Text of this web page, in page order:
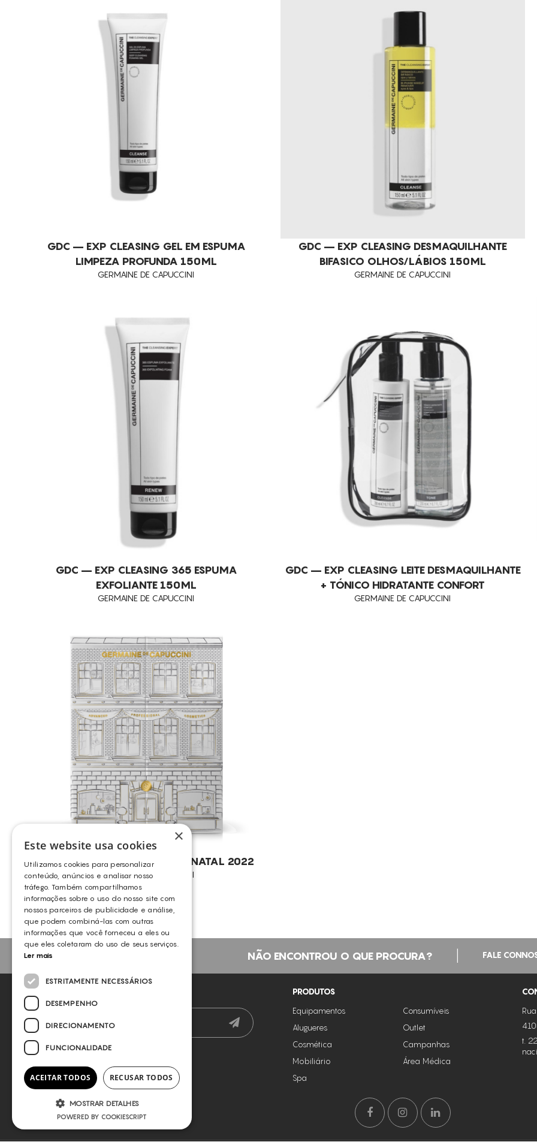
GDC – EXP CLEASING GEL EM ESPUMA
LIMPEZA PROFUNDA 150ML
GERMAINE DE CAPUCCINI
GDC – EXP CLEASING DESMAQUILHANTE
BIFASICO OLHOS/LÁBIOS 150ML
GERMAINE DE CAPUCCINI
GDC – EXP CLEASING 365 ESPUMA
EXFOLIANTE 150ML
GERMAINE DE CAPUCCINI
GDC – EXP CLEASING LEITE DESMAQUILHANTE
+ TÓNICO HIDRATANTE CONFORT
GERMAINE DE CAPUCCINI
CALENDÁRIO DO ADVENTO – NATAL 2022
GERMAINE DE CAPUCCINI
NÃO ENCONTROU O QUE PROCURA? FALE
PRODUTOS
Equipamentos
Alugueres
Cosmética
Mobiliário
Spa
Consumíveis
Outlet
Campanhas
Área Médica
t.
×
Este website usa cookies
Utilizamos cookies para personalizar
conteúdo, anúncios e analisar nosso
tráfego. Também compartilhamos
informações sobre o uso do nosso site com
nossos parceiros de publicidade e análise,
que podem combiná-las com outras
informações que você forneceu a eles ou
que eles coletaram do uso de seus serviços.
Ler mais
ESTRITAMENTE NECESSÁRIOS
DESEMPENHO
DIRECIONAMENTO
FUNCIONALIDADE
ACEITAR TODOS RECUSAR TODOS
MOSTRAR DETALHES
POWERED BY COOKIESCRIPT